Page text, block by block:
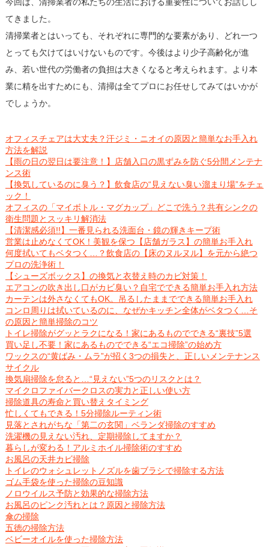
今回は、清掃業者の私たちの生活における重要性についてお話しし
てきました。
清掃業者とはいっても、それぞれに専門的な要素があり、どれ一つ
とっても欠けてはいけないものです。今後はより少子高齢化が進
み、若い世代の労働者の負担は大きくなると考えられます。より本
業に精を出すためにも、清掃は全てプロにお任せしてみてはいかが
でしょうか。
オフィスチェアは大丈夫？汗ジミ・ニオイの原因と簡単なお手入れ
方法を解説
【雨の日の翌日は要注意！】店舗入口の黒ずみを防ぐ5分間メンテナ
ンス術
【換気しているのに臭う？】飲食店の“見えない臭い溜まり場”をチェ
ック！
オフィスの「マイボトル・マグカップ」どこで洗う？共有シンクの
衛生問題とスッキリ解消法
【清潔感必須!!】一番見られる洗面台・鏡の輝きキープ術
営業は止めなくてOK！美観を保つ【店舗ガラス】の簡単お手入れ
何度拭いてもベタつく…？飲食店の【床のヌルヌル】を元から絶つ
プロの洗浄術！
【シューズボックス】の換気と衣替え時のカビ対策！
エアコンの吹き出し口がカビ臭い？自宅でできる簡単お手入れ方法
カーテンは外さなくてもOK。吊るしたままでできる簡単お手入れ
コンロ周りは拭いているのに、なぜかキッチン全体がベタつく…そ
の原因と簡単掃除のコツ
トイレ掃除がグッとラクになる！家にあるものでできる“裏技”5選
買い足し不要！家にあるものでできる“エコ掃除”の始め方
ワックスの“黄ばみ・ムラ”が招く3つの損失と、正しいメンテナンス
サイクル
換気扇掃除を怠ると…“見えない”5つのリスクとは？
マイクロファイバークロスの実力と正しい使い方
掃除道具の寿命と買い替えタイミング
忙しくてもできる！5分掃除ルーティン術
見落とされがちな「第二の玄関」ベランダ掃除のすすめ
洗濯機の見えない汚れ、定期掃除してますか？
暮らしが変わる！アルミホイル掃除術のすすめ
お風呂の天井カビ掃除
トイレのウォシュレットノズルを歯ブラシで掃除する方法
ゴム手袋を使った掃除の豆知識
ノロウイルス予防と効果的な掃除方法
お風呂のピンク汚れとは？原因と掃除方法
傘の掃除
五徳の掃除方法
ベビーオイルを使った掃除方法